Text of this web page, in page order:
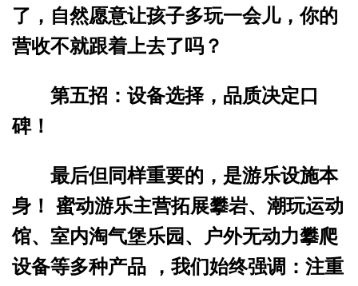
了，自然愿意让孩子多玩一会儿，你的
营收不就跟着上去了吗？
第五招：设备选择，品质决定口
碑！
最后但同样重要的，是游乐设施本
身！ 蜜动游乐主营拓展攀岩、潮玩运动
馆、室内淘气堡乐园、户外无动力攀爬
设备等多种产品 ，我们始终强调：注重